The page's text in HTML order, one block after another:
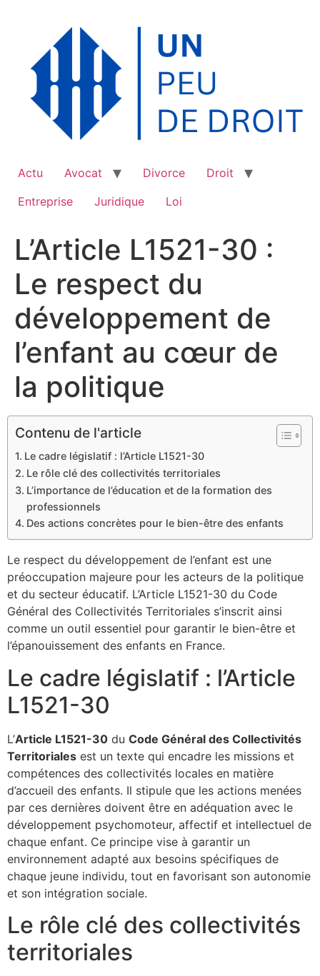
Actu Avocat Divorce
Droit
Entreprise
Juridique Loi
L’Article L1521-30 :
Le respect du
développement de
l’enfant au cœur de
la politique
Contenu de l'article
Le cadre législatif : l’Article L1521-30
Le rôle clé des collectivités territoriales
L’importance de l’éducation et de la formation des
professionnels
Des actions concrètes pour le bien-être des enfants
Le respect du développement de l’enfant est une
préoccupation majeure pour les acteurs de la politique
et du secteur éducatif. L’Article L1521-30 du Code
Général des Collectivités Territoriales s’inscrit ainsi
comme un outil essentiel pour garantir le bien-être et
l’épanouissement des enfants en France.
Le cadre législatif : l’Article
L1521-30
L’Article L1521-30 du Code Général des Collectivités
Territoriales est un texte qui encadre les missions et
compétences des collectivités locales en matière
d’accueil des enfants. Il stipule que les actions menées
par ces dernières doivent être en adéquation avec le
développement psychomoteur, affectif et intellectuel de
chaque enfant. Ce principe vise à garantir un
environnement adapté aux besoins spécifiques de
chaque jeune individu, tout en favorisant son autonomie
et son intégration sociale.
Le rôle clé des collectivités
territoriales